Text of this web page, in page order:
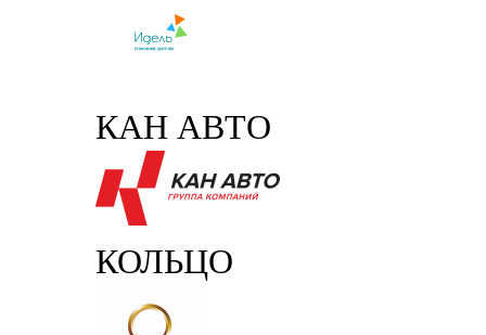
КАН АВТО
КОЛЬЦО